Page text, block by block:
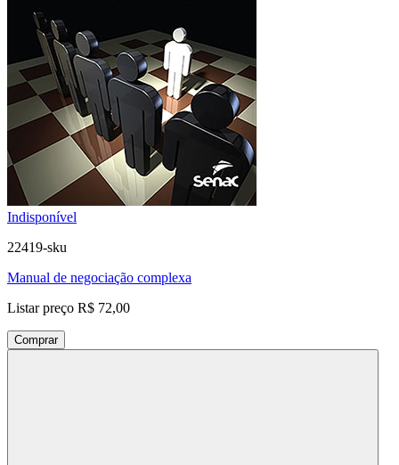
Indisponível
22419-sku
Manual de negociação complexa
Listar preço R$ 72,00
Comprar